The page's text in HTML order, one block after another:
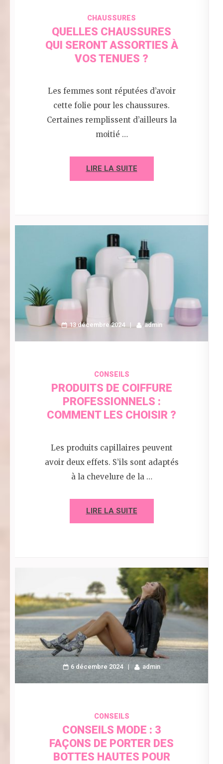
CHAUSSURES
QUELLES CHAUSSURES
QUI SERONT ASSORTIES À
VOS TENUES ?
Les femmes sont réputées d’avoir
cette folie pour les chaussures.
Certaines remplissent d’ailleurs la
moitié …
LIRE LA SUITE
13 décembre 2024 admin
CONSEILS
PRODUITS DE COIFFURE
PROFESSIONNELS :
COMMENT LES CHOISIR ?
Les produits capillaires peuvent
avoir deux effets. S’ils sont adaptés
à la chevelure de la …
LIRE LA SUITE
6 décembre 2024 admin
CONSEILS
CONSEILS MODE : 3
FAÇONS DE PORTER DES
BOTTES HAUTES POUR